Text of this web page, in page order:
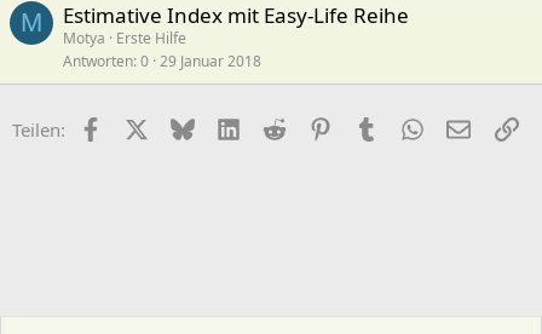
M Estimative Index mit Easy-Life Reihe
Motya
Erste Hilfe
Antworten 0 29 Januar 2018
Teilen: FacebookX (Twitter)
BlueskyLinkedIn
Reddit PinterestTumblr WhatsApp
E-Mail